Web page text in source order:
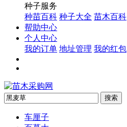
种子服务
种苗百科 种子大全 苗木百科
帮助中心
个人中心
我的订单 地址管理 我的红包
车厘子